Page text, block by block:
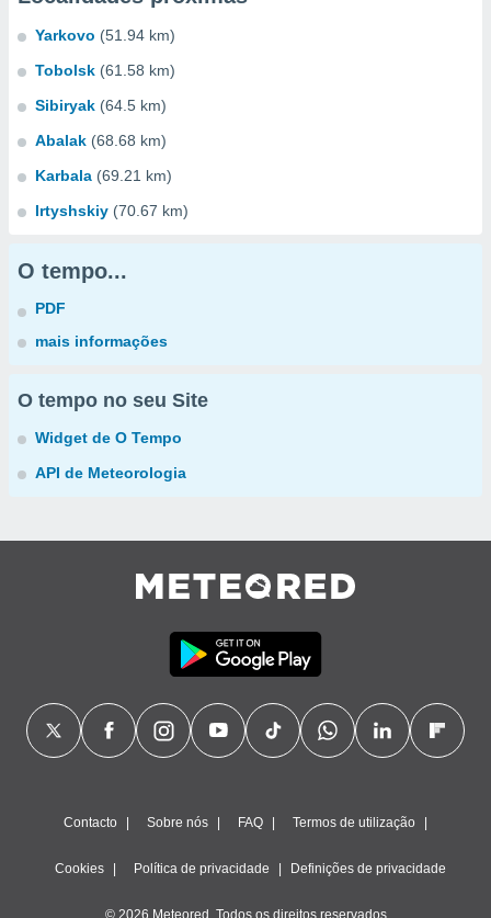
Yarkovo (51.94 km)
Tobolsk (61.58 km)
Sibiryak (64.5 km)
Abalak (68.68 km)
Karbala (69.21 km)
Irtyshskiy (70.67 km)
O tempo...
PDF
mais informações
O tempo no seu Site
Widget de O Tempo
API de Meteorologia
Contacto Sobre nós FAQ Termos de utilização
Cookies Política de privacidade Definições de privacidade
© 2026 Meteored. Todos os direitos reservados